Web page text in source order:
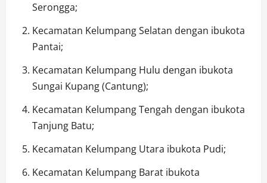
Serongga;
Kecamatan Kelumpang Selatan dengan ibukota
Pantai;
Kecamatan Kelumpang Hulu dengan ibukota
Sungai Kupang (Cantung);
Kecamatan Kelumpang Tengah dengan ibukota
Tanjung Batu;
Kecamatan Kelumpang Utara ibukota Pudi;
Kecamatan Kelumpang Barat ibukota